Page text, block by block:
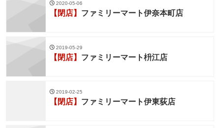
2020-05-06
【閉店】 ファミリーマート伊奈本町店
2019-05-29
【閉店】 ファミリーマート枡江店
2019-02-25
【閉店】 ファミリーマート伊東荻店